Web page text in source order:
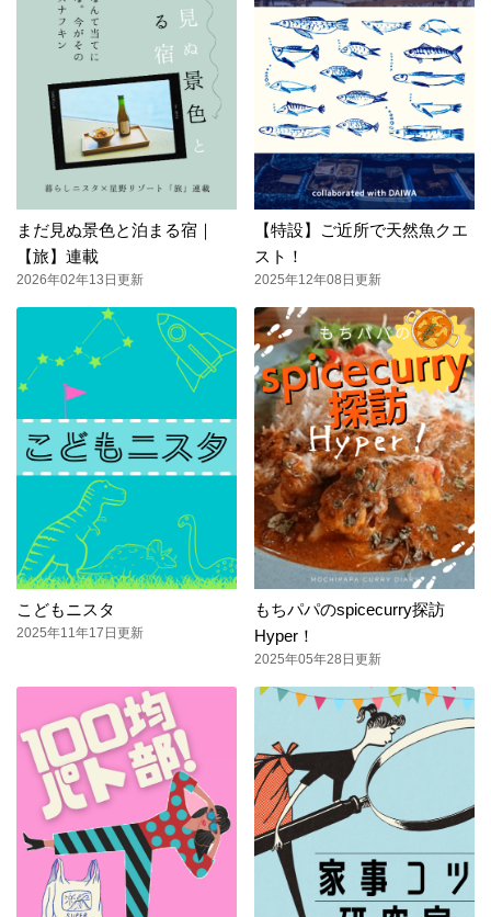
まだ見ぬ景色と泊まる宿｜
【旅】連載
2026年02年13日更新
【特設】ご近所で天然魚クエ
スト！
2025年12年08日更新
こどもニスタ
2025年11年17日更新
もちパパのspicecurry探訪
Hyper！
2025年05年28日更新